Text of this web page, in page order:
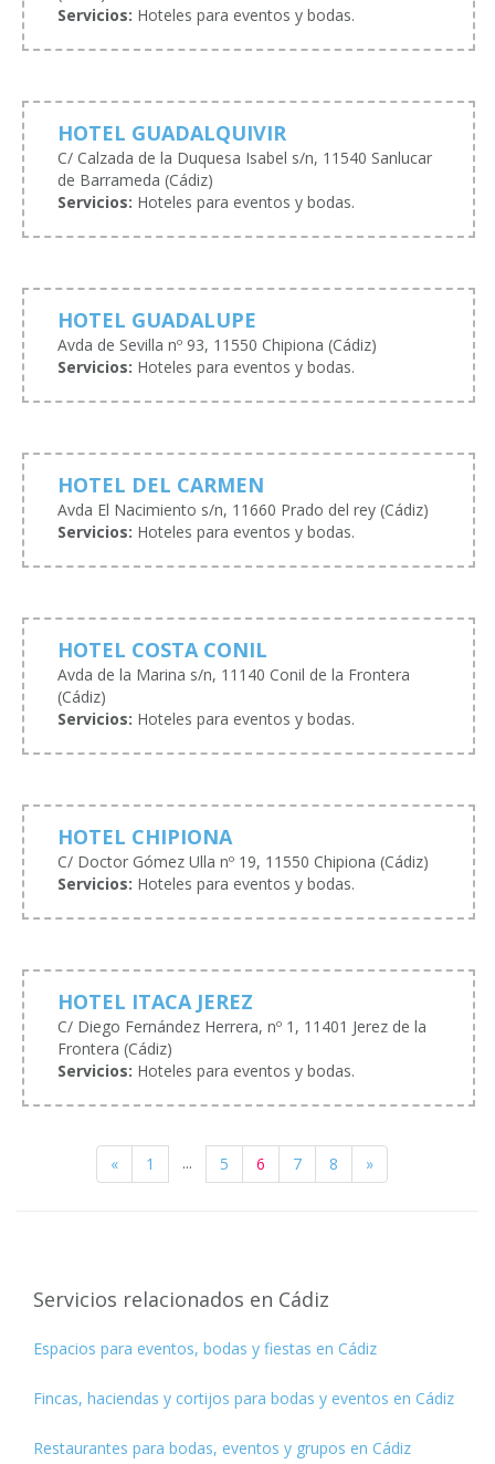
Servicios: Hoteles para eventos y bodas.
HOTEL GUADALQUIVIR
C/ Calzada de la Duquesa Isabel s/n, 11540 Sanlucar
de Barrameda (Cádiz)
Servicios: Hoteles para eventos y bodas.
HOTEL GUADALUPE
Avda de Sevilla nº 93, 11550 Chipiona (Cádiz)
Servicios: Hoteles para eventos y bodas.
HOTEL DEL CARMEN
Avda El Nacimiento s/n, 11660 Prado del rey (Cádiz)
Servicios: Hoteles para eventos y bodas.
HOTEL COSTA CONIL
Avda de la Marina s/n, 11140 Conil de la Frontera
(Cádiz)
Servicios: Hoteles para eventos y bodas.
HOTEL CHIPIONA
C/ Doctor Gómez Ulla nº 19, 11550 Chipiona (Cádiz)
Servicios: Hoteles para eventos y bodas.
HOTEL ITACA JEREZ
C/ Diego Fernández Herrera, nº 1, 11401 Jerez de la
Frontera (Cádiz)
Servicios: Hoteles para eventos y bodas.
« 1 ... 5 6 7 8 »
Servicios relacionados en Cádiz
Espacios para eventos, bodas y fiestas en Cádiz
Fincas, haciendas y cortijos para bodas y eventos en Cádiz
Restaurantes para bodas, eventos y grupos en Cádiz